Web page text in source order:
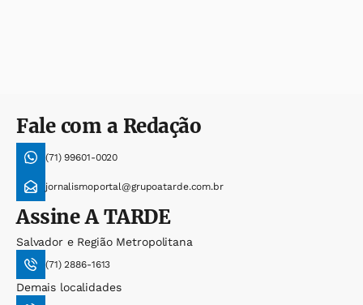
Fale com a Redação
(71) 99601-0020
jornalismoportal@grupoatarde.com.br
AssineA TARDE
Salvador e Região Metropolitana
(71) 2886-1613
Demais localidades